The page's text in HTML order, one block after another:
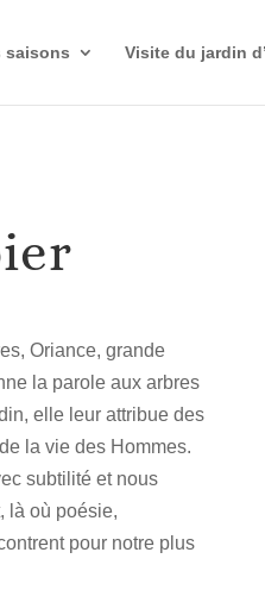
saisons Visite du jardin
Oriance, grande
la parole aux arbres
elle leur attribue des
la vie des Hommes.
subtilité et nous
là où poésie,
pour notre plus